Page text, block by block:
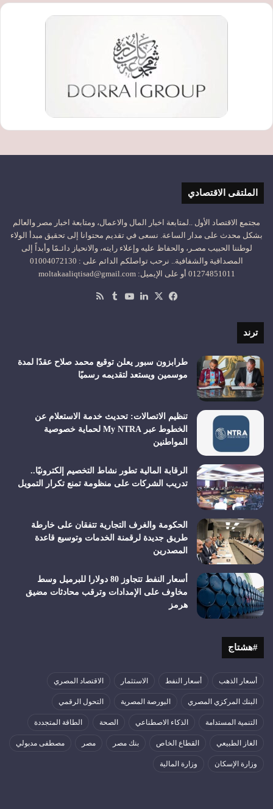
الملتقى الاقتصادي
مجتمع الاقتصاد الأول ..لمتابعة اخبار المال والاعمال، ومتابعة اخبار مصر والعالم
بشكل محدث على مدار الساعة. نسعى في تقديم محتوانا إلى تحقيق مبدأ الولاء
لوطننا الحبيب مصـر، والحفاظ عليه وإعلاء رايته، والانحياز دائـمًا وأبداً إلى
المصداقية والشفافية.. نرحب تواصلكم الدائم على : 01004072130
01274851011 أو على الإيميل: moltakaaliqtisad@gmail.com
فيسبوك
‫X لينكدإن‫YouTube
ترند
طرابزون سبور يعلن توقيع محمد صلاح عقدًا لمدة
موسمين ويستعد لتقديمه رسميًا
تنظيم الاتصالات: تحديث خدمة الاستعلام عن
الخطوط عبر My NTRA لحماية خصوصية
المواطنين
الرقابة المالية تطور نشاط التخصيم إلكترونيًا..
تدريب الشركات على منظومة تمنع تكرار التمويل
الحكومة والغرف التجارية تتفقان على خارطة
طريق جديدة لرقمنة الخدمات وتوسيع قاعدة
المصدرين
أسعار النفط تتجاوز 80 دولارا للبرميل وسط
مخاوف على الإمدادات وترقب محادثات مضيق
هرمز
#هشتاج
أسعار الذهب أسعار النفط الاستثمار الاقتصاد المصري
البنك المركزي المصري البورصة المصرية التحول الرقمي
التنمية المستدامة الذكاء الاصطناعي الصحة الطاقة المتجددة
الغاز الطبيعي القطاع الخاص بنك مصر مصر مصطفى مدبولي
وزارة الإسكان وزارة المالية